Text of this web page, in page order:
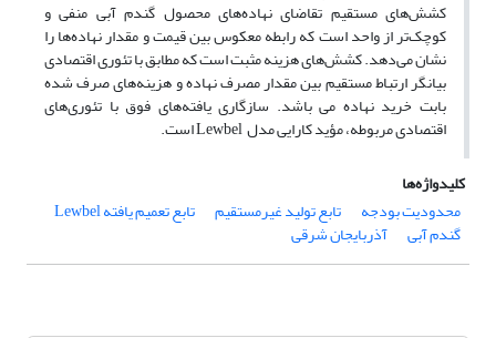
کشش‌های مستقیم تقاضای نهاده‌های محصول گندم آبی منفی و
کوچک‌تر از واحد است که رابطه معکوس بین قیمت و مقدار نهاده‌ها را
نشان می‌دهد. کشش‌های هزینه مثبت است که مطابق با تئوری اقتصادی
بیانگر ارتباط مستقیم بین مقدار مصرف نهاده و هزینه‌های صرف شده
بابت خرید نهاده می باشد. سازگاری یافته‌های فوق با تئوری‌های
اقتصادی مربوطه، مؤید کارایی مدل Lewbel است.
کلیدواژه‌ها
محدودیت بودجه
تابع تولید غیرمستقیم تابع تعمیم یافته Lewbel
گندم آبی آذربایجان شرقی